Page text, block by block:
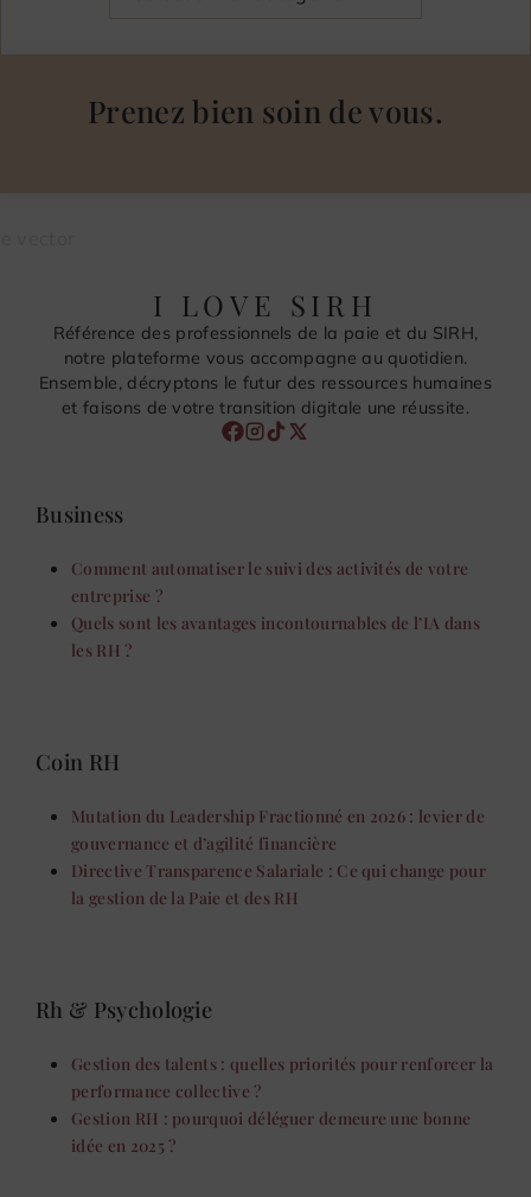
Prenez bien soin de vous.
I LOVE SIRH
Référence des professionnels de la paie et du SIRH,
notre plateforme vous accompagne au quotidien.
Ensemble, décryptons le futur des ressources humaines
et faisons de votre transition digitale une réussite.
Business
Comment automatiser le suivi des activités de votre
entreprise ?
Quels sont les avantages incontournables de l’IA dans
les RH ?
Coin RH
Mutation du Leadership Fractionné en 2026 : levier de
gouvernance et d’agilité financière
Directive Transparence Salariale : Ce qui change pour
la gestion de la Paie et des RH
Rh & Psychologie
Gestion des talents : quelles priorités pour renforcer la
performance collective ?
Gestion RH : pourquoi déléguer demeure une bonne
idée en 2025 ?